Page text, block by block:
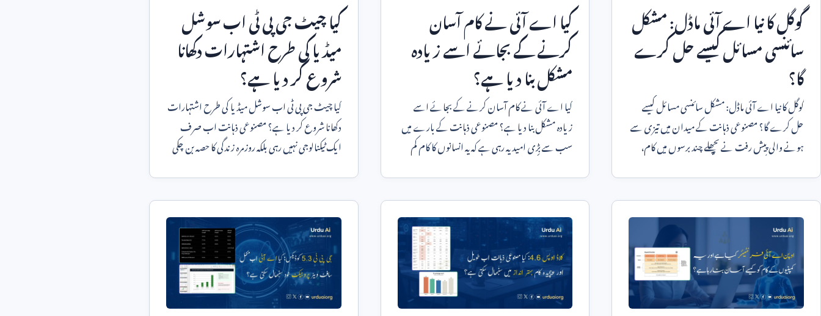
گوگل کا نیا اے آئی ماڈل: مشکل
سائنسی مسائل کیسے حل کرے
گا؟
گوگل کا نیا اے آئی ماڈل: مشکل سائنسی مسائل کیسے
حل کرے گا؟ مصنوعی ذہانت کے میدان میں تیزی سے
ہونے والی پیش رفت نے پچھلے چند برسوں میں کام،
کیا اے آئی نے کام آسان
کرنے کے بجائے اسے زیادہ
مشکل بنا دیا ہے؟
کیا اے آئی نے کام آسان کرنے کے بجائے اسے
زیادہ مشکل بنا دیا ہے؟ مصنوعی ذہانت کے بارے میں
سب سے بڑی امید یہ رہی ہے کہ یہ انسانوں کا کام کم
کیا چیٹ جی پی ٹی اب سوشل
میڈیا کی طرح اشتہارات دکھانا
شروع کر دیا ہے؟
کیا چیٹ جی پی ٹی اب سوشل میڈیا کی طرح اشتہارات
دکھانا شروع کر دیا ہے؟ مصنوعی ذہانت اب صرف
ایک ٹیکنالوجی نہیں رہی بلکہ روزمرہ زندگی کا حصہ بن چکی